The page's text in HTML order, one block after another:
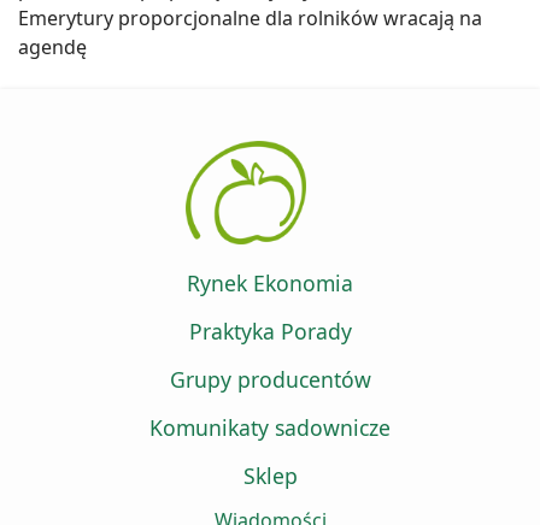
Emerytury proporcjonalne dla rolników wracają na
agendę
Rynek Ekonomia
Praktyka Porady
Grupy producentów
Komunikaty sadownicze
Sklep